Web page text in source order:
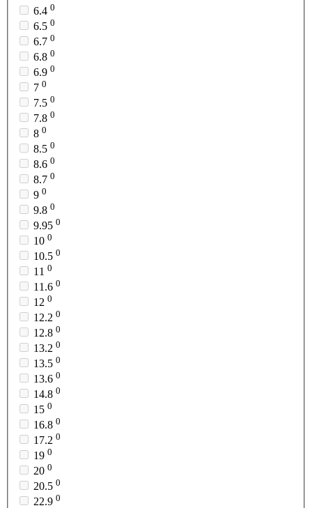
6.4 0
6.5 0
6.7 0
6.8 0
6.9 0
7 0
7.5 0
7.8 0
8 0
8.5 0
8.6 0
8.7 0
9 0
9.8 0
9.95 0
10 0
10.5 0
11 0
11.6 0
12 0
12.2 0
12.8 0
13.2 0
13.5 0
13.6 0
14.8 0
15 0
16.8 0
17.2 0
19 0
20 0
20.5 0
22.9 0